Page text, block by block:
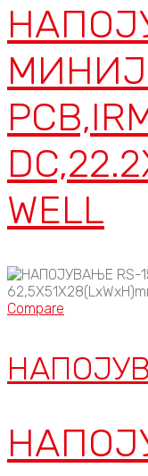
WELL
Compare